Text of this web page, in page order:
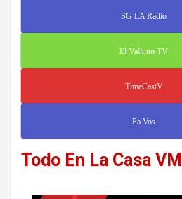
SG LA Radio
El Valluno TV
TimeCastV
Pa Vos
Todo En La Casa